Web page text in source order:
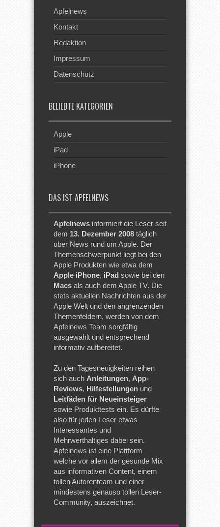
Apfelnews
Kontakt
Redaktion
Impressum
Datenschutz
BELIEBTE KATEGORIEN
Apple
iPad
iPhone
DAS IST APFELNEWS
Apfelnews informiert die Leser seit
dem 13. Dezember 2008 täglich
über News rund um Apple. Der
Themenschwerpunkt liegt bei den
Apple Produkten wie etwa dem
Apple iPhone, iPad sowie bei den
Macs als auch dem Apple TV. Die
stets aktuellen Nachrichten aus der
Apple Welt und den angrenzenden
Themenfeldern, werden von dem
Apfelnews Team sorgfältig
ausgewählt und entsprechend
informativ aufbereitet.
Zu den Tagesneuigkeiten reihen
sich auch Anleitungen, App-
Reviews, Hilfestellungen und
Leitfäden für Neueinsteiger
sowie Produkttests ein. Es dürfte
also für jeden Leser etwas
Interessantes und
Mehrwerthaltiges dabei sein.
Apfelnews ist eine Plattform
welche vor allem der gesunde Mix
aus informativen Content, einem
tollen Autorenteam und einer
mindestens genauso tollen Leser-
Community, auszeichnet.